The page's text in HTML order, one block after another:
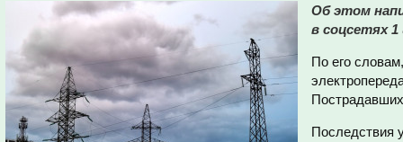
Об этом
в соцсетях
По его
Последствия